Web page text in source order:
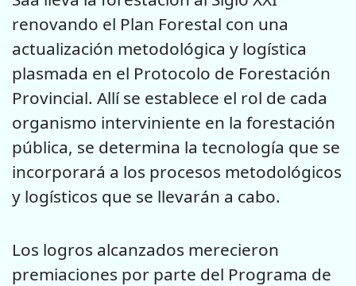
renovando el Plan Forestal con una
actualización metodológica y logística
plasmada en el Protocolo de Forestación
Provincial. Allí se establece el rol de cada
organismo interviniente en la forestación
pública, se determina la tecnología que se
incorporará a los procesos metodológicos
y logísticos que se llevarán a cabo.
Los logros alcanzados merecieron
premiaciones por parte del Programa de